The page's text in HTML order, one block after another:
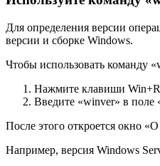
Для определения версии
версии и сборке Windows.
Чтобы использовать команду
Нажмите клавиши Win+R
Введите «winver» в поле
После этого откроется окно
Например, версия Windows